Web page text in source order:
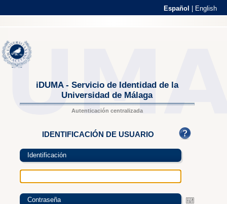
Español English
iDUMA - Servicio de Identidad de la
Universidad de Málaga
Autenticación centralizada
IDENTIFICACIÓN DE USUARIO
Identificación
Contraseña